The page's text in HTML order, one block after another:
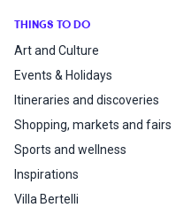
THINGS TO DO
Art and Culture
Events & Holidays
Itineraries and discoveries
Shopping, markets and fairs
Sports and wellness
Inspirations
Villa Bertelli